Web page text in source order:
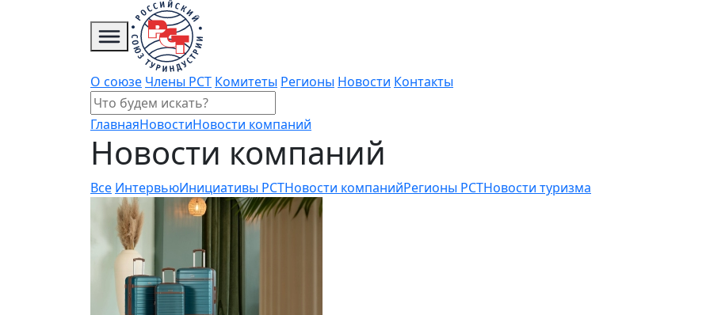
О союзе Члены РСТ Комитеты Регионы Новости Контакты
ГлавнаяНовостиНовости компаний
Новости компаний
Все ИнтервьюИнициативы РСТНовости компанийРегионы РСТНовости туризма